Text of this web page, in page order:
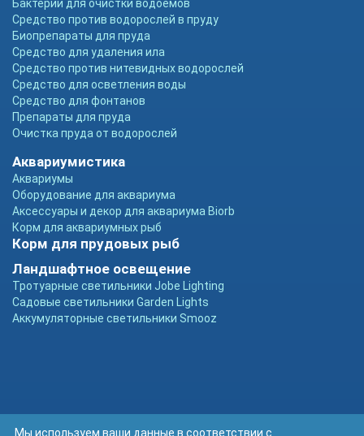
Бактерии для очистки водоемов
Средство против водорослей в пруду
Биопрепараты для пруда
Средство для удаления ила
Средство против нитевидных водорослей
Средство для осветления воды
Средство для фонтанов
Препараты для пруда
Очистка пруда от водорослей
Аквариумистика
Аквариумы
Оборудование для аквариума
Аксессуары и декор для аквариума Biorb
Корм для аквариумных рыб
Корм для прудовых рыб
Ландшафтное освещение
Тротуарные светильники Jobe Lighting
Садовые светильники Garden Lights
Аккумуляторные светильники Smooz
Мы используем ваши данные в соответствии с